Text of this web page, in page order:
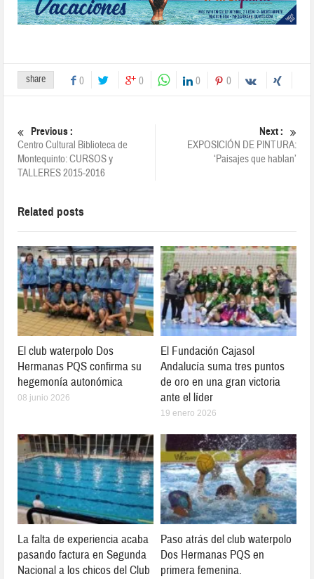
share 0 0 0 0
Previous :
Centro Cultural Biblioteca de
Montequinto: CURSOS y
TALLERES 2015-2016
Next :
EXPOSICIÓN DE PINTURA:
‘Paisajes que hablan’
Related posts
El club waterpolo Dos
Hermanas PQS confirma su
hegemonía autonómica
08 junio 2026
El Fundación Cajasol
Andalucía suma tres puntos
de oro en una gran victoria
ante el líder
19 enero 2026
La falta de experiencia acaba
pasando factura en Segunda
Nacional a los chicos del Club
Paso atrás del club waterpolo
Dos Hermanas PQS en
primera femenina.